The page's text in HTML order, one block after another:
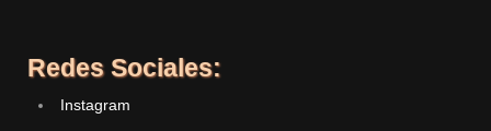
Redes Sociales:
Instagram